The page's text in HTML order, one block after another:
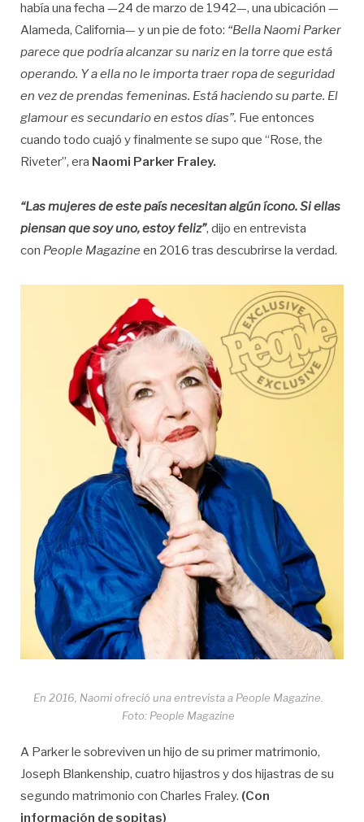
había una fecha —24 de marzo de 1942—, una ubicación —
Alameda, California— y un pie de foto: “Bella Naomi Parker
parece que podría alcanzar su nariz en la torre que está
operando. Y a ella no le importa traer ropa de seguridad
en vez de prendas femeninas. Está haciendo su parte. El
glamour es secundario en estos días”. Fue entonces
cuando todo cuajó y finalmente se supo que “Rose, the
Riveter”, era Naomi Parker Fraley.
“Las mujeres de este país necesitan algún ícono. Si ellas
piensan que soy uno, estoy feliz”, dijo en entrevista
con People Magazine en 2016 tras descubrirse la verdad.
En 2016, Naomi ofreció una entrevista a People Magazine.
Foto: People Magazine
A Parker le sobreviven un hijo de su primer matrimonio,
Joseph Blankenship, cuatro hijastros y dos hijastras de su
segundo matrimonio con Charles Fraley. (Con
información de sopitas)